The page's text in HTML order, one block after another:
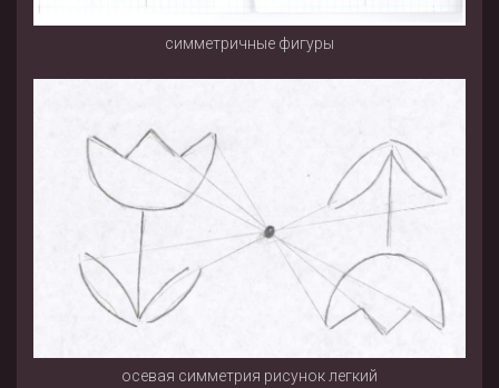
симметричные фигуры
осевая симметрия рисунок легкий